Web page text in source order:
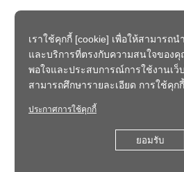
เราใช้คุกกี้ [cookie] เพื่อให้สามารถ
และบริการที่ตรงกับความสนใจของคุ
พอใจและประสบการณ์การใช้งานเ
สามารถศึกษารายละเอียด การใช้คุก
ประกาศการใช้คุกกี้
ยอมรับ